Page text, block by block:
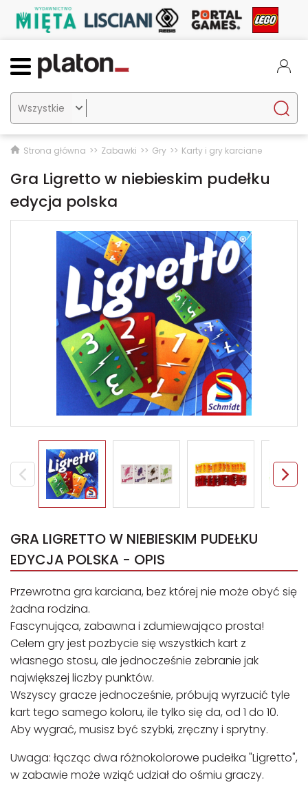

Strona główna Zabawki Gry Karty i gry karciane
Gra Ligretto w niebieskim pudełku
edycja polska
GRA LIGRETTO W NIEBIESKIM PUDEŁKU
EDYCJA POLSKA - OPIS
Przewrotna gra karciana, bez której nie może obyć się
żadna rodzina.
Fascynująca, zabawna i zdumiewająco prosta!
Celem gry jest pozbycie się wszystkich kart z
własnego stosu, ale jednocześnie zebranie jak
największej liczby punktów.
Wszyscy gracze jednocześnie, próbują wyrzucić tyle
kart tego samego koloru, ile tylko się da, od 1 do 10.
Aby wygrać, musisz być szybki, zręczny i sprytny.
Uwaga: łącząc dwa różnokolorowe pudełka "Ligretto",
w zabawie może wziąć udział do ośmiu graczy.